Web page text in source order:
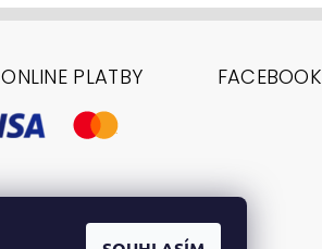
PLATBY FACEBOOK